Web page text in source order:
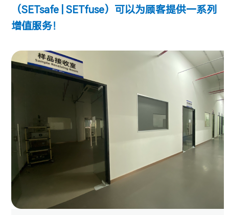
（SETsafe | SETfuse） 可以为顾客提供一系列
增值服务！